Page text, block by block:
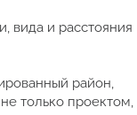
вида и расстояния
район,
только проектом,